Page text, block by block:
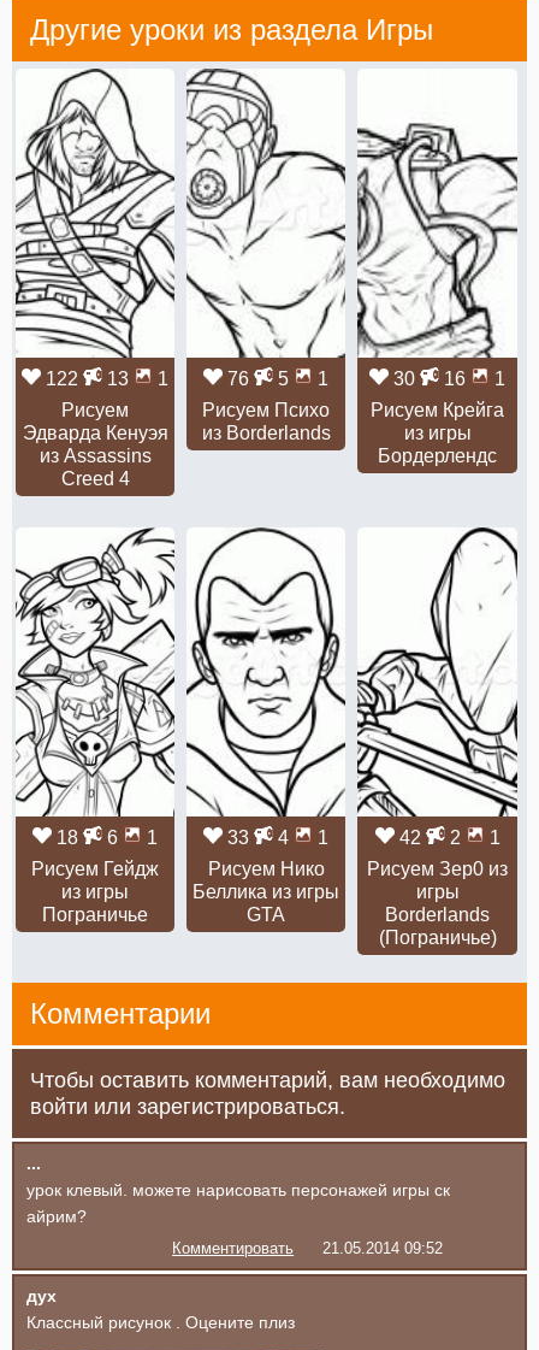
Другие уроки из раздела Игры
122 13
1
Рисуем
Эдварда Кенуэя
из Assassins
Creed 4
76 5
1
Рисуем Психо
из Borderlands
30 16
1
Рисуем Крейга
из игры
Бордерлендс
18 6
1
Рисуем Гейдж
из игры
Пограничье
33 4
1
Рисуем Нико
Беллика из игры
GTA
42 2
1
Рисуем Зер0 из
игры
Borderlands
(Пограничье)
Комментарии
Чтобы оставить комментарий, вам необходимо
войти или зарегистрироваться.
...
урок клевый. можете нарисовать персонажей игры ск
айрим?
Комментировать 21.05.2014 09:52
дух
Классный рисунок . Оцените плиз